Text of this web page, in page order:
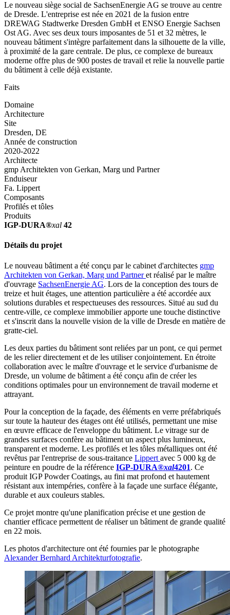
Le nouveau siège social de SachsenEnergie AG se trouve au centre
de Dresde. L'entreprise est née en 2021 de la fusion entre
DREWAG Stadtwerke Dresden GmbH et ENSO Energie Sachsen
Ost AG. Avec ses deux tours imposantes de 51 et 32 mètres, le
nouveau bâtiment s'intègre parfaitement dans la silhouette de la ville,
à proximité de la gare centrale. De plus, ce complexe de bureaux
moderne offre plus de 900 postes de travail et relie la nouvelle partie
du bâtiment à celle déjà existante.
Faits
Domaine
Architecture
Site
Dresden, DE
Année de construction
2020-2022
Architecte
gmp Architekten von Gerkan, Marg und Partner
Enduiseur
Fa. Lippert
Composants
Profilés et tôles
Produits
IGP-DURA®xal 42
Détails du projet
Le nouveau bâtiment a été conçu par le cabinet d'architectes gmp
Architekten von Gerkan, Marg und Partneret réalisé par le maître
d'ouvrage SachsenEnergie AG. Lors de la conception des tours de
treize et huit étages, une attention particulière a été accordée aux
solutions durables et respectueuses des ressources. Situé au sud du
centre-ville, ce complexe immobilier apporte une touche distinctive
et s'inscrit dans la nouvelle vision de la ville de Dresde en matière de
gratte-ciel.
Les deux parties du bâtiment sont reliées par un pont, ce qui permet
de les relier directement et de les utiliser conjointement. En étroite
collaboration avec le maître d'ouvrage et le service d'urbanisme de
Dresde, un volume de bâtiment a été conçu afin de créer les
conditions optimales pour un environnement de travail moderne et
attrayant.
Pour la conception de la façade, des éléments en verre préfabriqués
sur toute la hauteur des étages ont été utilisés, permettant une mise
en œuvre efficace de l'enveloppe du bâtiment. Le vitrage sur de
grandes surfaces confère au bâtiment un aspect plus lumineux,
transparent et moderne. Les profilés et les tôles métalliques ont été
revêtus par l'entreprise de sous-traitance Lippert avec 5 000 kg de
peinture en poudre de la référence IGP-DURA®xal4201. Ce
produit IGP Powder Coatings, au fini mat profond et hautement
résistant aux intempéries, confère à la façade une surface élégante,
durable et aux couleurs stables.
Ce projet montre qu'une planification précise et une gestion de
chantier efficace permettent de réaliser un bâtiment de grande qualité
en 22 mois.
Les photos d'architecture ont été fournies par le photographe
Alexander Bernhard Architekturfotografie.